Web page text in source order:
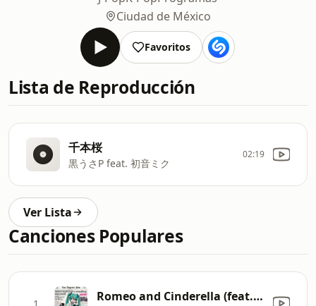
Ciudad de México
Favoritos
Lista de Reproducción
千本桜
黒うさP feat. 初音ミク
02:19
Ver Lista
Canciones Populares
1 Romeo and Cinderella (feat. Hatsune Miku) [Mikunopolis Live]